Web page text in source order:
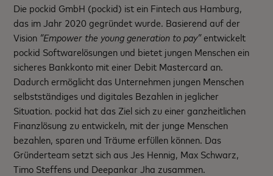
Die pockid GmbH (pockid) ist ein Fintech aus Hamburg,
das im Jahr 2020 gegründet wurde. Basierend auf der
Vision “Empower the young generation to pay”entwickelt
pockid Softwarelösungen und bietet jungen Menschen ein
sicheres Bankkonto mit einer Debit Mastercard an.
Dadurch ermöglicht das Unternehmen jungen Menschen
selbstständiges und digitales Bezahlen in jeglicher
Situation. pockid hat das Ziel sich zu einer ganzheitlichen
Finanzlösung zu entwickeln, mit der junge Menschen
bezahlen, sparen und Träume erfüllen können. Das
Gründerteam setzt sich aus Jes Hennig, Max Schwarz,
Timo Steffens und Deepankar Jha zusammen.